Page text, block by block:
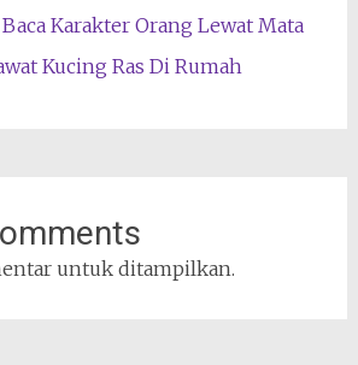
Karakter Orang Lewat Mata
Kucing Ras Di Rumah
untuk ditampilkan.